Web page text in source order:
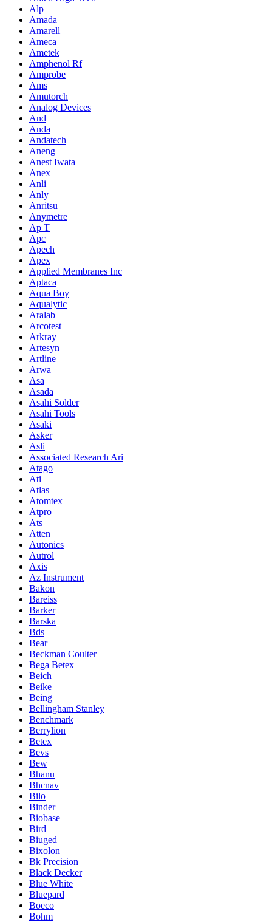
Alp
Amada
Amarell
Ameca
Ametek
Amphenol Rf
Amprobe
Ams
Amutorch
Analog Devices
And
Anda
Andatech
Aneng
Anest Iwata
Anex
Anli
Anly
Anritsu
Anymetre
Ap T
Apc
Apech
Apex
Applied Membranes Inc
Aptaca
Aqua Boy
Aqualytic
Aralab
Arcotest
Arkray
Artesyn
Artline
Arwa
Asa
Asada
Asahi Solder
Asahi Tools
Asaki
Asker
Asli
Associated Research Ari
Atago
Ati
Atlas
Atomtex
Atpro
Ats
Atten
Autonics
Autrol
Axis
Az Instrument
Bakon
Bareiss
Barker
Barska
Bds
Bear
Beckman Coulter
Bega Betex
Beich
Beike
Being
Bellingham Stanley
Benchmark
Berrylion
Betex
Bevs
Bew
Bhanu
Bhcnav
Bilo
Binder
Biobase
Bird
Biuged
Bixolon
Bk Precision
Black Decker
Blue White
Bluepard
Boeco
Bohm